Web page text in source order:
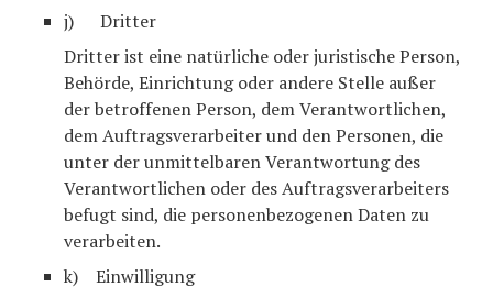
j) Dritter
Dritter ist eine natürliche oder juristische Person,
Behörde, Einrichtung oder andere Stelle außer
der betroffenen Person, dem Verantwortlichen,
dem Auftragsverarbeiter und den Personen, die
unter der unmittelbaren Verantwortung des
Verantwortlichen oder des Auftragsverarbeiters
befugt sind, die personenbezogenen Daten zu
verarbeiten.
k) Einwilligung